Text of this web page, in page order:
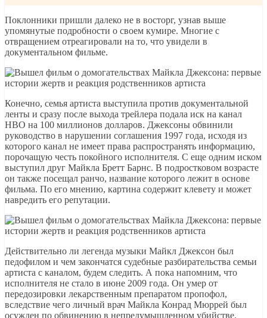
Поклонники пришли далеко не в восторг, узнав выше
упомянутые подробности о своем кумире. Многие с
отвращением отреагировали на то, что увидели в
документальном фильме.
Конечно, семья артиста выступила против документальной
ленты и сразу после выхода трейлера подала иск на канал
HBO на 100 миллионов долларов. Джексоны обвинили
руководство в нарушении соглашения 1997 года, исходя из
которого канал не имеет права распространять информацию,
порочащую честь покойного исполнителя. С еще одним иском
выступил друг Майкла Бретт Барнс. В подростковом возрасте
он также посещал ранчо, название которого лежит в основе
фильма. По его мнению, картина содержит клевету и может
навредить его репутации.
Действительно ли легенда музыки Майкл Джексон был
педофилом и чем закончатся судебные разбирательства семьи
артиста с каналом, будем следить. А пока напомним, что
исполнителя не стало в июне 2009 года. Он умер от
передозировки лекарственным препаратом пропофол,
вследствие чего личный врач Майкла Конрад Мюррей был
осужден по обвинению в непредумышленном убийстве.